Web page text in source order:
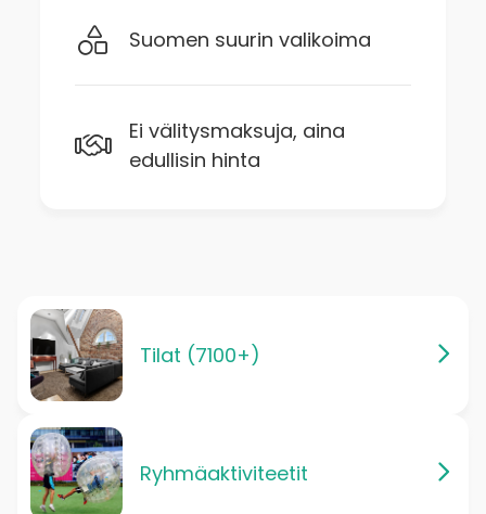
Suomen suurin valikoima
Ei välitysmaksuja, aina
edullisin hinta
Tilat (7100+)
Ryhmäaktiviteetit